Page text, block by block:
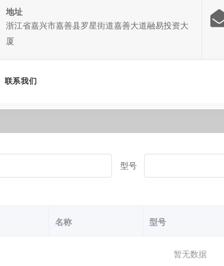
地址
浙江省嘉兴市嘉善县罗星街道嘉善大道融易投资大
厦
联系我们
型号
名称 型号
暂无数据